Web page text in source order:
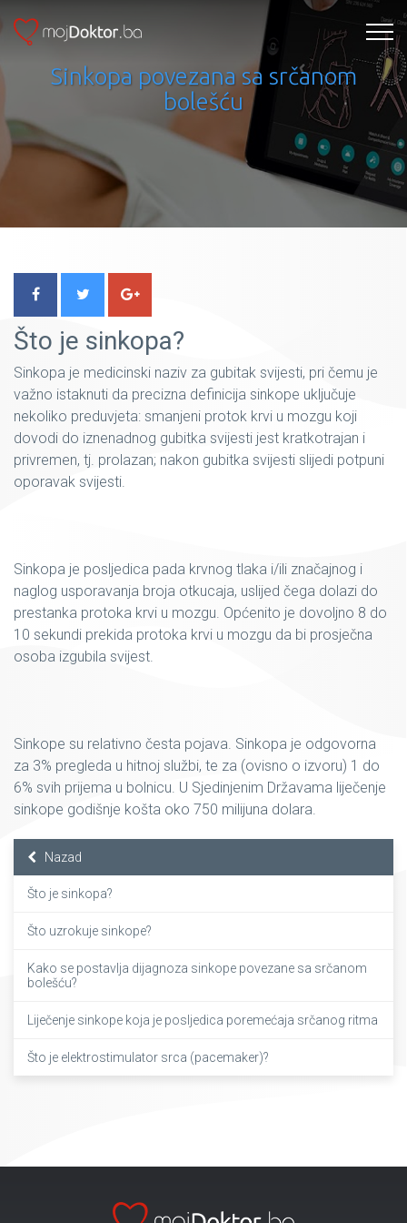
Sinkopa povezana sa srčanom
bolešću
Što je sinkopa?
Sinkopa je medicinski naziv za gubitak svijesti, pri čemu je
važno istaknuti da precizna definicija sinkope uključuje
nekoliko preduvjeta: smanjeni protok krvi u mozgu koji
dovodi do iznenadnog gubitka svijesti jest kratkotrajan i
privremen, tj. prolazan; nakon gubitka svijesti slijedi potpuni
oporavak svijesti.
Sinkopa je posljedica pada krvnog tlaka i/ili značajnog i
naglog usporavanja broja otkucaja, uslijed čega dolazi do
prestanka protoka krvi u mozgu. Općenito je dovoljno 8 do
10 sekundi prekida protoka krvi u mozgu da bi prosječna
osoba izgubila svijest.
Sinkope su relativno česta pojava. Sinkopa je odgovorna
za 3% pregleda u hitnoj službi, te za (ovisno o izvoru) 1 do
6% svih prijema u bolnicu. U Sjedinjenim Državama liječenje
sinkope godišnje košta oko 750 milijuna dolara.
Nazad
Što je sinkopa?
Što uzrokuje sinkope?
Kako se postavlja dijagnoza sinkope povezane sa srčanom
bolešću?
Liječenje sinkope koja je posljedica poremećaja srčanog ritma
Što je elektrostimulator srca (pacemaker)?